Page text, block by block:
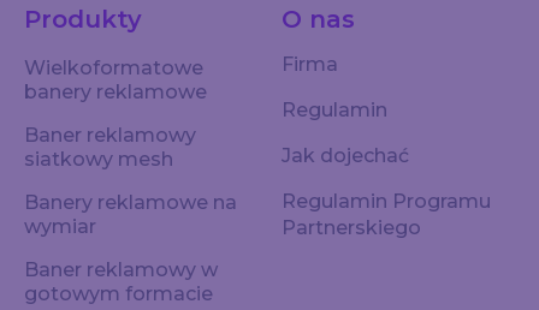
Produkty
Wielkoformatowe
banery reklamowe
Baner reklamowy
siatkowy mesh
Banery reklamowe na
wymiar
Baner reklamowy w
gotowym formacie
O nas
Firma
Regulamin
Jak dojechać
Regulamin Programu
Partnerskiego